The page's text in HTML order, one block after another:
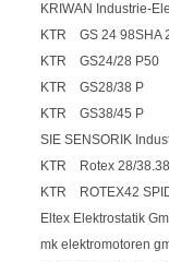
KRIWAN Industrie-
KTR GS 24 98SHA
KTR GS24/28 P50
KTR GS28/38 P
KTR GS38/45 P
SIE SENSORIK
KTR Rotex 28/
KTR ROTEX42
Eltex Elektrostatik
mk elektromotoren